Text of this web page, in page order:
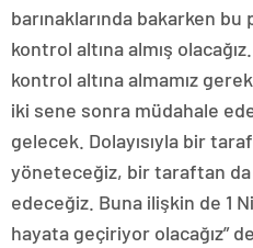
barınaklarında bakarken
kontrol altına almış
kontrol altına almamız
iki sene sonra müdahale
gelecek. Dolayısıyla bir
yöneteceğiz, bir taraftan
edeceğiz. Buna ilişkin de 1
hayata geçiriyor olacağız”